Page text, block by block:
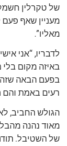
של טקרלין
מעניין שאף
מאליו”.
לדבריו, “אני
באיזה מקום בלי
בפעם הבאה שזה
רעים באמת והם
הגולש החביב,
מאוד נהנה
של השטיבל.